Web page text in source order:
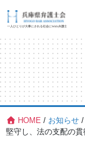
HOME / お知らせ
堅守し、法の支配の